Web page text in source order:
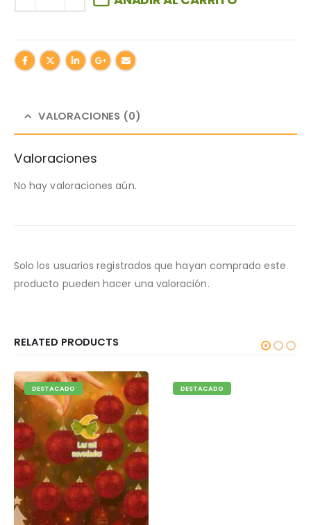
VALORACIONES (0)
Valoraciones
No hay valoraciones aún.
Solo los usuarios registrados que hayan comprado este
producto pueden hacer una valoración.
RELATED PRODUCTS
DESTACADO DESTACADO